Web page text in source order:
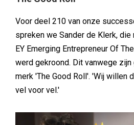
Voor deel 210 van onze
spreken we Sander de Klerk, die
EY Emerging Entrepreneur Of
werd gekroond. Dit vanwege
merk 'The Good Roll'. 'Wij willen
vel voor vel.'